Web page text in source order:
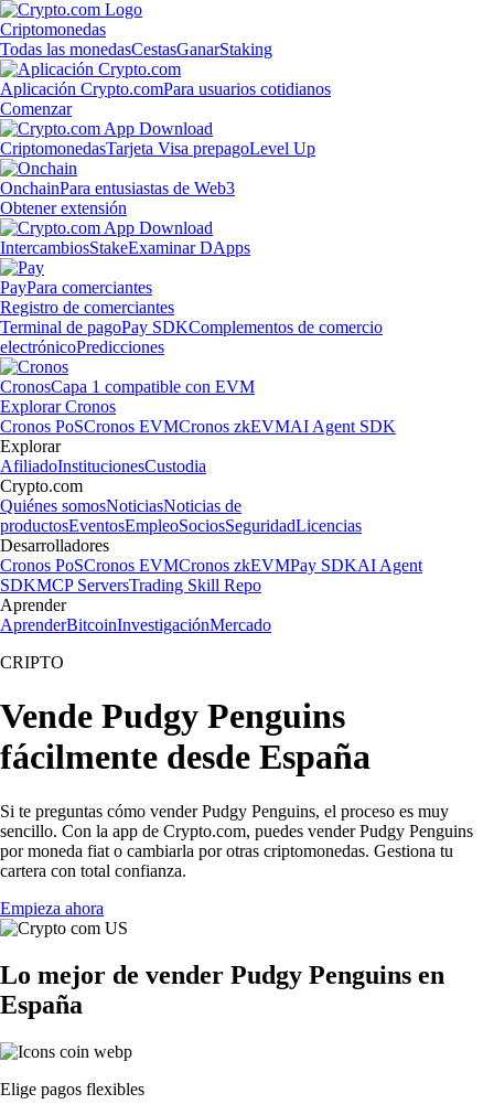
Criptomonedas
Todas las monedasCestasGanarStaking
Aplicación Crypto.comPara usuarios cotidianos
Comenzar
CriptomonedasTarjeta Visa prepagoLevel Up
OnchainPara entusiastas de Web3
Obtener extensión
IntercambiosStakeExaminar DApps
PayPara comerciantes
Registro de comerciantes
Terminal de pagoPay SDKComplementos de comercio
electrónicoPredicciones
CronosCapa 1 compatible con EVM
Explorar Cronos
Cronos PoSCronos EVMCronos zkEVMAI Agent SDK
Explorar
AfiliadoInstitucionesCustodia
Crypto.com
Quiénes somosNoticiasNoticias de
productosEventosEmpleoSociosSeguridadLicencias
Desarrolladores
Cronos PoSCronos EVMCronos zkEVMPay SDKAI Agent
SDKMCP ServersTrading Skill Repo
Aprender
AprenderBitcoinInvestigaciónMercado
CRIPTO
Vende Pudgy Penguins
fácilmente desde España
Si te preguntas cómo vender Pudgy Penguins, el proceso es muy
sencillo. Con la app de Crypto.com, puedes vender Pudgy Penguins
por moneda fiat o cambiarla por otras criptomonedas. Gestiona tu
cartera con total confianza.
Empieza ahora
Lo mejor de vender Pudgy Penguins en
España
Elige pagos flexibles